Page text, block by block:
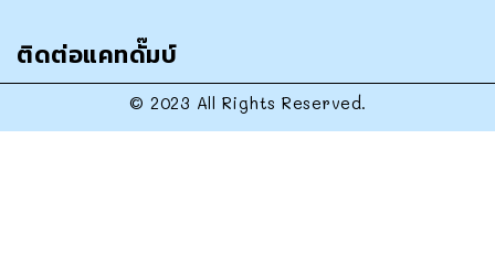
ติดต่อแคทดั๊มบ์
© 2023 All Rights Reserved.